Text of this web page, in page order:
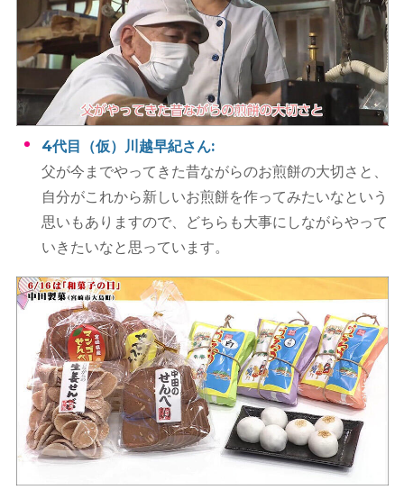
4代目（仮）川越早紀さん:
父が今までやってきた昔ながらのお煎餅の大切さと、
自分がこれから新しいお煎餅を作ってみたいなという
思いもありますので、どちらも大事にしながらやって
いきたいなと思っています。